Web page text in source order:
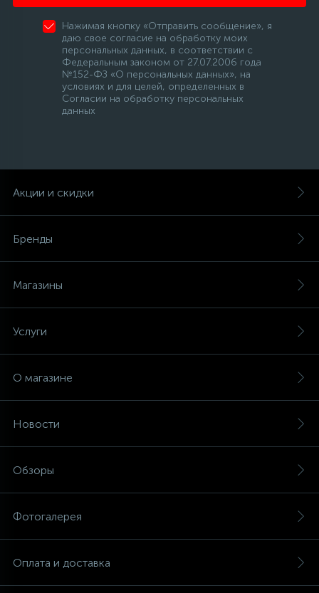
Нажимая кнопку «Отправить сообщение», я
даю свое согласие на обработку моих
персональных данных, в соответствии с
Федеральным законом от 27.07.2006 года
№152-ФЗ «О персональных данных», на
условиях и для целей, определенных в
Согласии на обработку персональных
данных
Акции и скидки
Бренды
Магазины
Услуги
О магазине
Новости
Обзоры
Фотогалерея
Оплата и доставка